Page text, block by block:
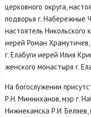
церковного округа,
подворья г. Набережные
настоятель Никольского
иерей Роман
г. Елабуги иерей Илия
женского монастыря г.
На богослужении
Р.Н. Минниханов, мэр г.
Нижнекамска Р.И.